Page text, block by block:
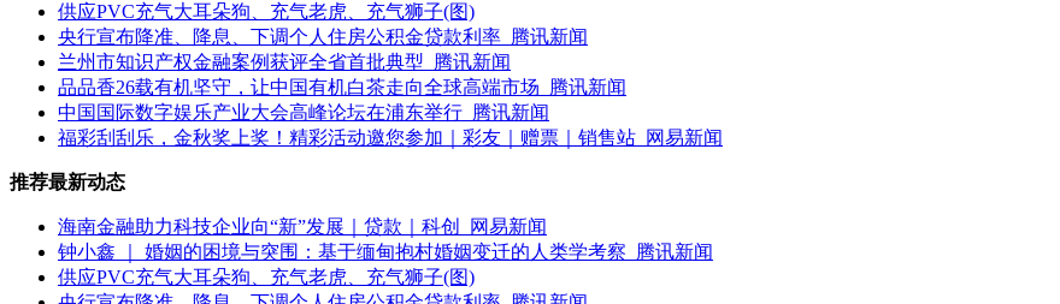
供应PVC充气大耳朵狗、充气老虎、充气狮子(图)
央行宣布降准、降息、下调个人住房公积金贷款利率_腾讯新闻
兰州市知识产权金融案例获评全省首批典型_腾讯新闻
品品香26载有机坚守，让中国有机白茶走向全球高端市场_腾讯新闻
中国国际数字娱乐产业大会高峰论坛在浦东举行_腾讯新闻
福彩刮刮乐，金秋奖上奖！精彩活动邀您参加｜彩友｜赠票｜销售站_网易新闻
推荐最新动态
海南金融助力科技企业向“新”发展｜贷款｜科创_网易新闻
钟小鑫 ｜ 婚姻的困境与突围：基于缅甸抱村婚姻变迁的人类学考察_腾讯新闻
供应PVC充气大耳朵狗、充气老虎、充气狮子(图)